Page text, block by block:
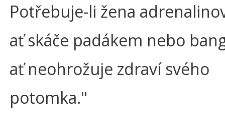
Potřebuje-li žena
ať skáče padákem nebo
ať neohrožuje zdraví svého
potomka."